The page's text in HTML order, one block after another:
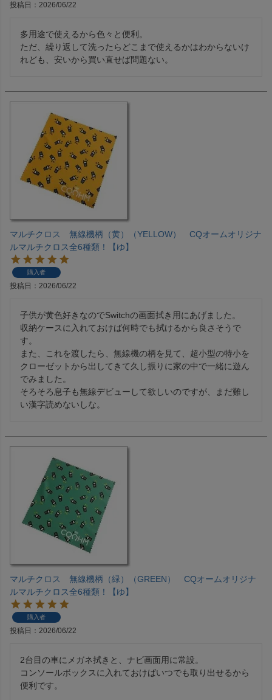
投稿日 2026/06/22
多用途で使えるから色々と便利。
ただ、繰り返して洗ったらどこまで使えるかはわからないけ
れども、安いから買い直せば問題ない。
マルチクロス 無線機柄（黄）（YELLOW） CQオームオリジナ
ルマルチクロス全6種類！【ゆ】
購入者
投稿日 2026/06/22
子供が黄色好きなのでSwitchの画面拭き用にあげました。
収納ケースに入れておけば何時でも拭けるから良さそうで
す。
また、これを渡したら、無線機の柄を見て、超小型の特小を
クローゼットから出してきて久し振りに家の中で一緒に遊ん
でみました。
そろそろ息子も無線デビューして欲しいのですが、まだ難し
い漢字読めないしな。
マルチクロス 無線機柄（緑）（GREEN） CQオームオリジナ
ルマルチクロス全6種類！【ゆ】
購入者
投稿日 2026/06/22
2台目の車にメガネ拭きと、ナビ画面用に常設。
コンソールボックスに入れておけばいつでも取り出せるから
便利です。